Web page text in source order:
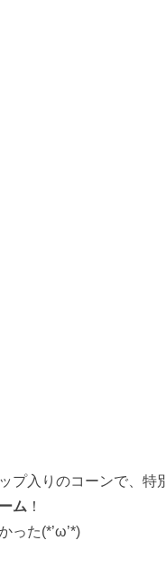
プ入りのコーンで、特
ム ！
った(*’ω’*)